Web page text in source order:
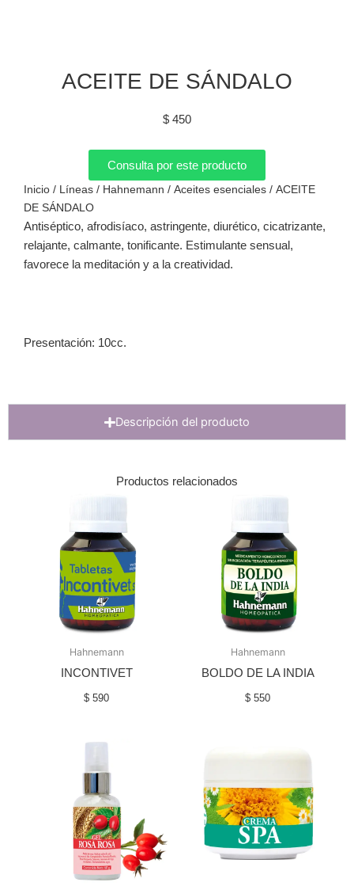
ACEITE DE SÁNDALO
$ 450
Consulta por este producto
Inicio / Líneas / Hahnemann / Aceites esenciales / ACEITE
DE SÁNDALO
Antiséptico, afrodisíaco, astringente, diurético, cicatrizante,
relajante, calmante, tonificante. Estimulante sensual,
favorece la meditación y a la creatividad.
Presentación: 10cc.
Descripción del producto
Productos relacionados
Hahnemann
INCONTIVET
$ 590
Hahnemann
BOLDO DE LA INDIA
$ 550
desde
$ 360
hasta
$ 800